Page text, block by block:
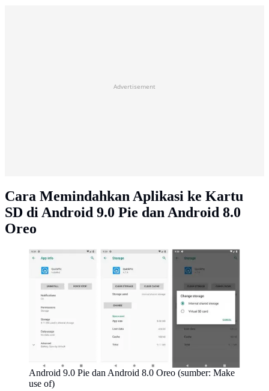
Advertisement
Cara Memindahkan Aplikasi ke Kartu
SD di Android 9.0 Pie dan Android 8.0
Oreo
Android 9.0 Pie dan Android 8.0 Oreo (sumber: Make
use of)